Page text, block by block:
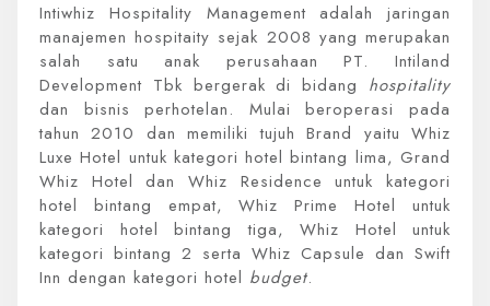
Intiwhiz Hospitality Management adalah jaringan
manajemen hospitaity sejak 2008 yang merupakan
salah satu anak perusahaan PT. Intiland
Development Tbk bergerak di bidang hospitality
dan bisnis perhotelan. Mulai beroperasi pada
tahun 2010 dan memiliki tujuh Brand yaitu Whiz
Luxe Hotel untuk kategori hotel bintang lima, Grand
Whiz Hotel dan Whiz Residence untuk kategori
hotel bintang empat, Whiz Prime Hotel untuk
kategori hotel bintang tiga, Whiz Hotel untuk
kategori bintang 2 serta Whiz Capsule dan Swift
Inn dengan kategori hotel budget.